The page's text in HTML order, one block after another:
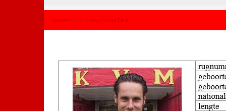
spelers > H > Huysmans Dirk